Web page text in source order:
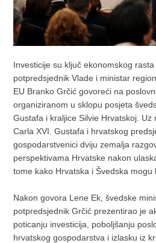
Investicije su ključ ekonomskog
potpredsjednik Vlade i ministar
EU Branko Grčić govoreći na
organiziranom u sklopu posjeta
Gustafa i kraljice Silvie Hrvatskoj. Uz
Carla XVI. Gustafa i hrvatskog
gospodarstvenici dviju zemalja
perspektivama Hrvatske nakon
tome kako Hrvatska i Švedska mogu
Nakon govora Lene Ek, švedske
potpredsjednik Grčić prezentirao je
poticanju investicija, poboljšanju
hrvatskog gospodarstva i izlasku iz